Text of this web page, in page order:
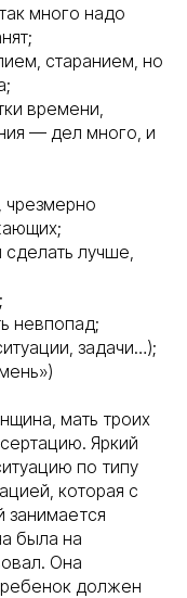
много надо
старанием, но
времени,
— дел много, и
лучше,
невпопад;
задачи…);
мать троих
Яркий
по типу
которая с
занимается
была на
Она
должен